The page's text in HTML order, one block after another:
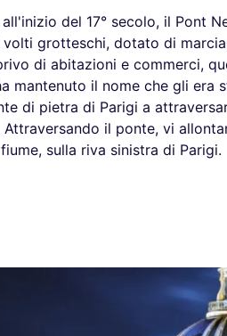
del 17° secolo, il Pont
volti grotteschi, dotato di
di abitazioni e commerci,
mantenuto il nome che gli era
di pietra di Parigi a
il ponte, vi
sulla riva sinistra di Parigi.